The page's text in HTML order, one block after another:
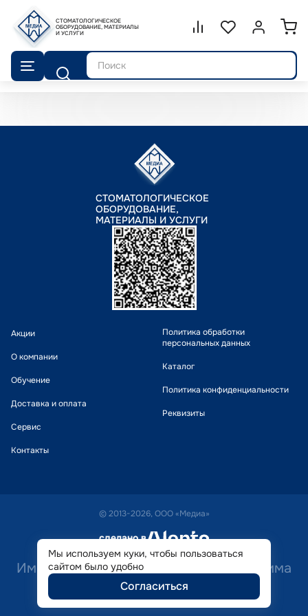
СТОМАТОЛОГИЧЕСКОЕ
ОБОРУДОВАНИЕ, МАТЕРИАЛЫ
И УСЛУГИ
Сравнение.
СписокВойти или
Поиск
СТОМАТОЛОГИЧЕСКОЕ
ОБОРУДОВАНИЕ,
МАТЕРИАЛЫ И УСЛУГИ
Акции
О компании
Обучение
Доставка и оплата
Сервис
Контакты
Политика обработки
персональных данных
Каталог
Политика конфиденциальности
Реквизиты
© 2013-2026, ООО «Медиа»
сделано в alente
Имеются противопоказания. Необходима
консультация специалиста.
Мы используем куки, чтобы пользоваться
сайтом было удобно
Согласиться